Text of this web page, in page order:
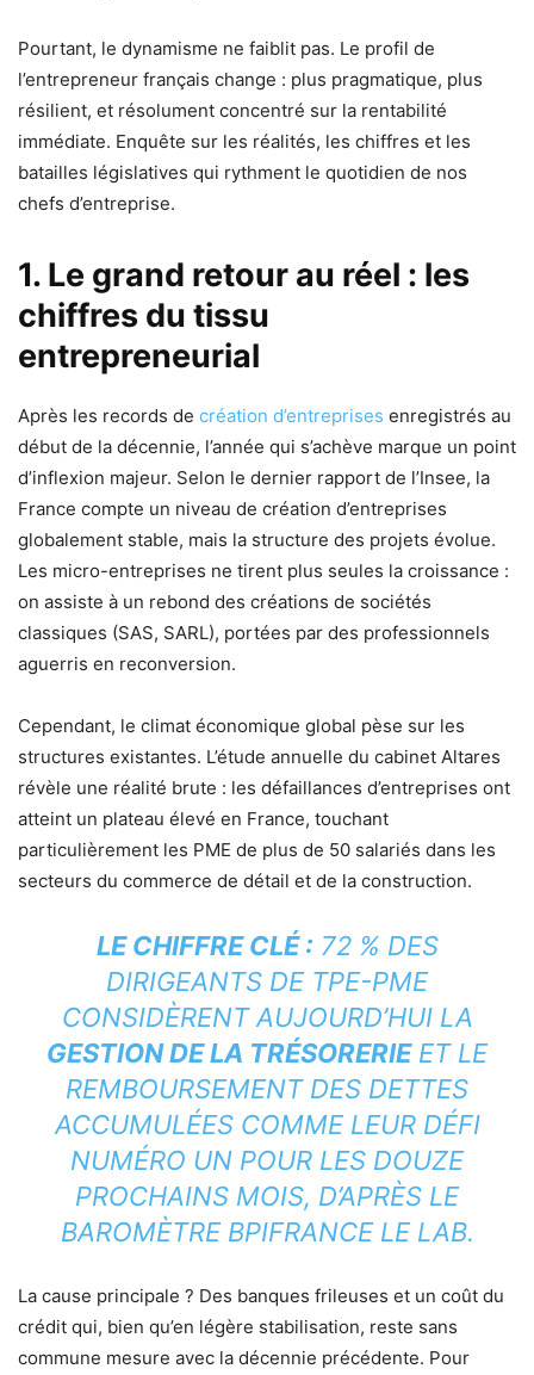
Pourtant, le dynamisme ne faiblit pas. Le profil de
l’entrepreneur français change : plus pragmatique, plus
résilient, et résolument concentré sur la rentabilité
immédiate. Enquête sur les réalités, les chiffres et les
batailles législatives qui rythment le quotidien de nos
chefs d’entreprise.
1. Le grand retour au réel : les
chiffres du tissu
entrepreneurial
Après les records de création d’entreprises enregistrés au
début de la décennie, l’année qui s’achève marque un point
d’inflexion majeur. Selon le dernier rapport de l’Insee, la
France compte un niveau de création d’entreprises
globalement stable, mais la structure des projets évolue.
Les micro-entreprises ne tirent plus seules la croissance :
on assiste à un rebond des créations de sociétés
classiques (SAS, SARL), portées par des professionnels
aguerris en reconversion.
Cependant, le climat économique global pèse sur les
structures existantes. L’étude annuelle du cabinet Altares
révèle une réalité brute : les défaillances d’entreprises ont
atteint un plateau élevé en France, touchant
particulièrement les PME de plus de 50 salariés dans les
secteurs du commerce de détail et de la construction.
LE CHIFFRE CLÉ : 72 % DES
DIRIGEANTS DE TPE-PME
CONSIDÈRENT AUJOURD’HUI LA
GESTION DE LA TRÉSORERIEET LE
REMBOURSEMENT DES DETTES
ACCUMULÉES COMME LEUR DÉFI
NUMÉRO UN POUR LES DOUZE
PROCHAINS MOIS, D’APRÈS LE
BAROMÈTRE BPIFRANCE LE LAB.
La cause principale ? Des banques frileuses et un coût du
crédit qui, bien qu’en légère stabilisation, reste sans
commune mesure avec la décennie précédente. Pour